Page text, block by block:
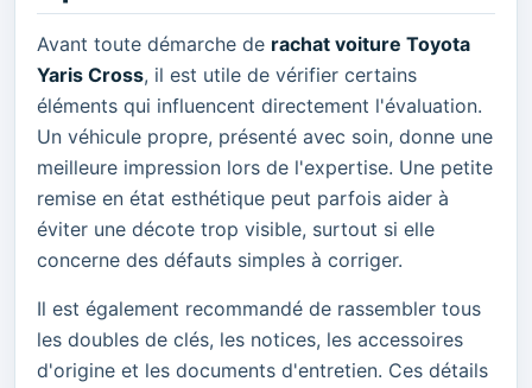
Avant toute démarche de rachat voiture Toyota
Yaris Cross, il est utile de vérifier certains
éléments qui influencent directement l'évaluation.
Un véhicule propre, présenté avec soin, donne une
meilleure impression lors de l'expertise. Une petite
remise en état esthétique peut parfois aider à
éviter une décote trop visible, surtout si elle
concerne des défauts simples à corriger.
Il est également recommandé de rassembler tous
les doubles de clés, les notices, les accessoires
d'origine et les documents d'entretien. Ces détails